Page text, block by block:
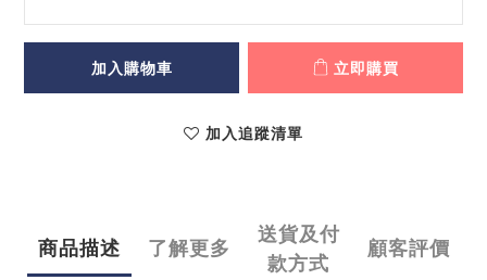
加入購物車 立即購買
加入追蹤清單
商品描述 了解更多
送貨及付
款方式
顧客評價